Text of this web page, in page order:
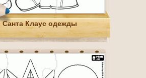
Санта Клаус одежды